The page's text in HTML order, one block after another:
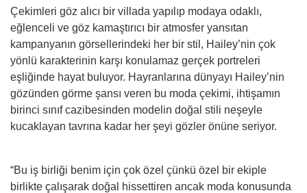
Çekimleri göz alıcı bir villada yapılıp modaya odaklı,
eğlenceli ve göz kamaştırıcı bir atmosfer yansıtan
kampanyanın görsellerindeki her bir stil, Hailey’nin çok
yönlü karakterinin karşı konulamaz gerçek portreleri
eşliğinde hayat buluyor. Hayranlarına dünyayı Hailey’nin
gözünden görme şansı veren bu moda çekimi, ihtişamın
birinci sınıf cazibesinden modelin doğal stili neşeyle
kucaklayan tavrına kadar her şeyi gözler önüne seriyor.
“Bu iş birliği benim için çok özel çünkü özel bir ekiple
birlikte çalışarak doğal hissettiren ancak moda konusunda